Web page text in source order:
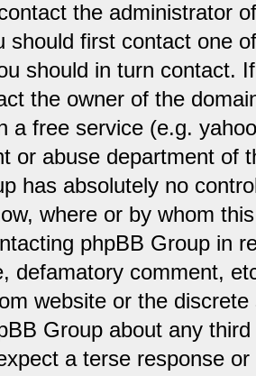
the administrator
should first contact one
should in turn contact.
the owner of the
a free service (e.g.
or abuse department of
has absolutely no
where or by whom
phpBB Group in
defamatory comment,
website or the
Group about any
a terse response